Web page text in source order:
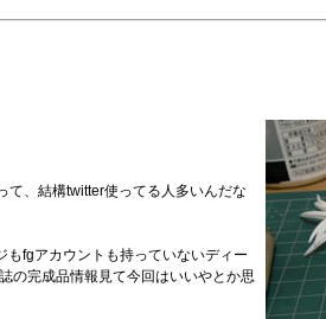
て、結構twitter使ってる人多いんだな
fgアカウントも持っていないディー
の完成品情報見て今回はいいやとか思